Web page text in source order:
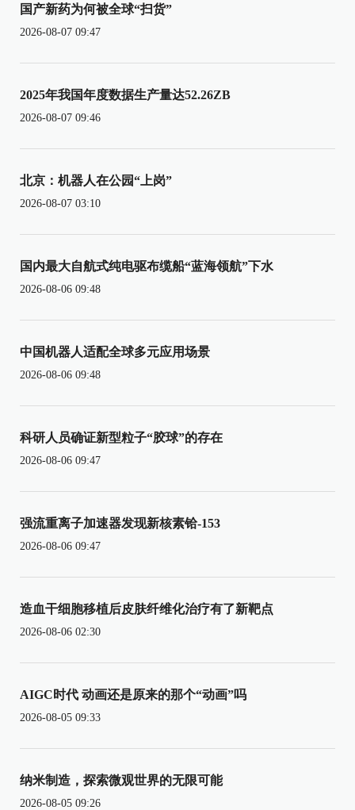
国产新药为何被全球“扫货”
2026-08-07 09:47
2025年我国年度数据生产量达52.26ZB
2026-08-07 09:46
北京：机器人在公园“上岗”
2026-08-07 03:10
国内最大自航式纯电驱布缆船“蓝海领航”下水
2026-08-06 09:48
中国机器人适配全球多元应用场景
2026-08-06 09:48
科研人员确证新型粒子“胶球”的存在
2026-08-06 09:47
强流重离子加速器发现新核素铪-153
2026-08-06 09:47
造血干细胞移植后皮肤纤维化治疗有了新靶点
2026-08-06 02:30
AIGC时代 动画还是原来的那个“动画”吗
2026-08-05 09:33
纳米制造，探索微观世界的无限可能
2026-08-05 09:26